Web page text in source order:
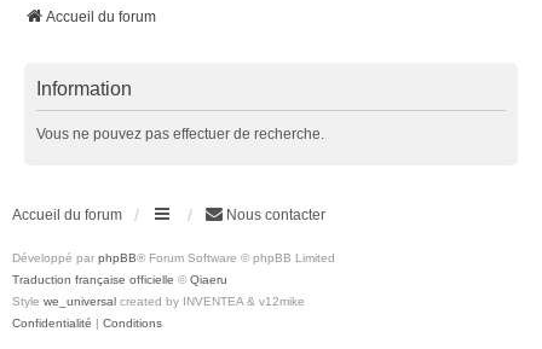
Accueil du forum
Information
Vous ne pouvez pas effectuer de recherche.
Accueil du forum Nous contacter
Développé par phpBB® Forum Software © phpBB Limited
Traduction française officielle © Qiaeru
Style we_universal created by INVENTEA & v12mike
Confidentialité
Conditions